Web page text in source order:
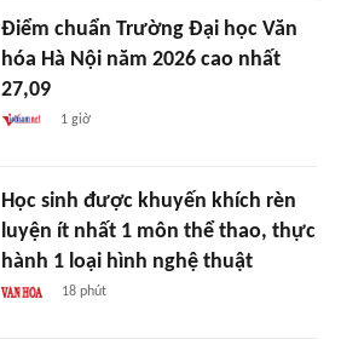
Điểm chuẩn Trường Đại học Văn
hóa Hà Nội năm 2026 cao nhất
27,09
1 giờ
Học sinh được khuyến khích rèn
luyện ít nhất 1 môn thể thao, thực
hành 1 loại hình nghệ thuật
18 phút